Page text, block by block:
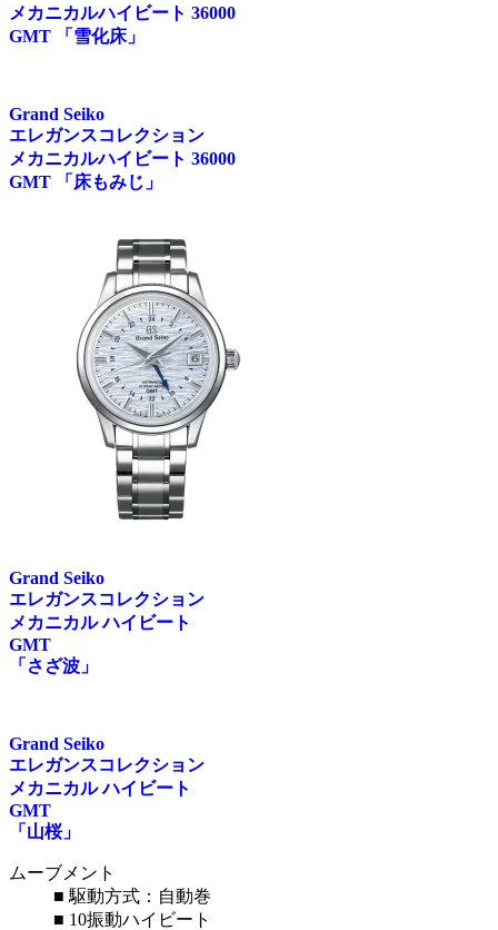
メカニカルハイビート 36000
GMT 「雪化床」
Grand Seiko
エレガンスコレクション
メカニカルハイビート 36000
GMT 「床もみじ」
Grand Seiko
エレガンスコレクション
メカニカル ハイビート
GMT
「さざ波」
Grand Seiko
エレガンスコレクション
メカニカル ハイビート
GMT
「山桜」
ムーブメント
■ 駆動方式：自動巻
■ 10振動ハイビート